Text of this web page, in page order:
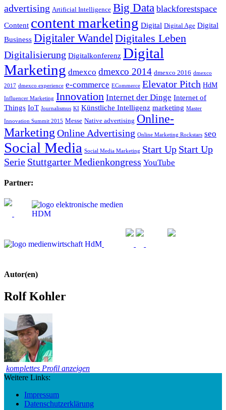
advertising Artificial Intelligence Big Data blackforestspace
Content content marketing Digital Digital Age Digital
Business Digitaler Wandel Digitales Leben
Digitalisierung Digitalkonferenz Digital
Marketing dmexco dmexco 2014 dmexco 2016 dmexco
2017 dmexco experience e-commerce ECommerce Elevator Pitch HdM
Influencer Marketing Innovation Internet der Dinge Internet of
Things IoT Journalismus KI Künstliche Intelligenz marketing Master
Innovation Summit 2015 Messe Native advertising Online-
Marketing Online Advertising Online Marketing Rockstars seo
Social Media Social Media Marketing Start Up Start Up
Serie Stuttgarter Medienkongress YouTube
Partner:
Autor(en)
Rolf Kohler
komplettes Profil anzeigen
Weitere Links:
Impressum
Datenschutzerklärung